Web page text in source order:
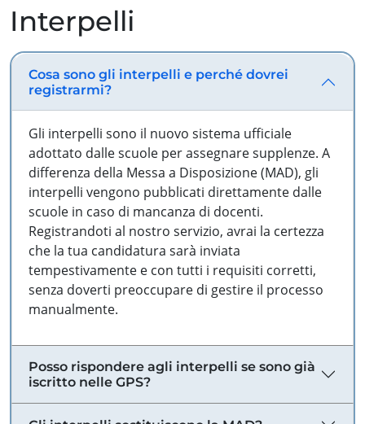
Interpelli
Cosa sono gli interpelli e perché dovrei
registrarmi?
Gli interpelli sono il nuovo sistema ufficiale
adottato dalle scuole per assegnare supplenze. A
differenza della Messa a Disposizione (MAD), gli
interpelli vengono pubblicati direttamente dalle
scuole in caso di mancanza di docenti.
Registrandoti al nostro servizio, avrai la certezza
che la tua candidatura sarà inviata
tempestivamente e con tutti i requisiti corretti,
senza doverti preoccupare di gestire il processo
manualmente.
Posso rispondere agli interpelli se sono già
iscritto nelle GPS?